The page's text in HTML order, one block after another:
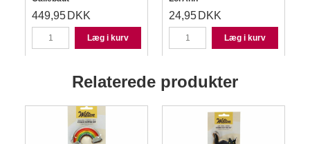
449,95 DKK
Læg i kurv
24,95 DKK
Læg i kurv
Relaterede produkter